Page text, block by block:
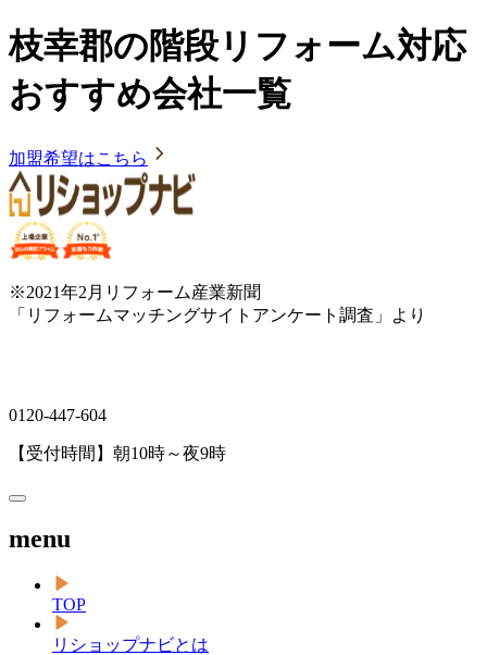
枝幸郡の階段リフォーム対応
おすすめ会社一覧
加盟希望はこちら
※2021年2月リフォーム産業新聞
「リフォームマッチングサイトアンケート調査」より
0120-447-604
【受付時間】朝10時～夜9時
menu
TOP
リショップナビとは